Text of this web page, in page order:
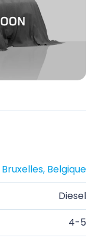
Bruxelles, Belgique
Diesel
4-5